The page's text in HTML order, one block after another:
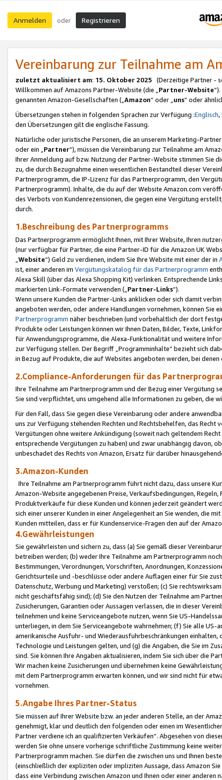
Anmelden oder Registrieren
Vereinbarung zur Teilnahme am
zuletzt aktualisiert am: 15. Oktober 2025 (Derzeitige Partner -
Willkommen auf Amazons Partner-Website (die „Partner-Website
genannten Amazon-Gesellschaften („Amazon“ oder „uns“ oder
Übersetzungen stehen in folgenden Sprachen zur Verfügung :Englisch,
den Übersetzungen gilt die englische Fassung.
Natürliche oder juristische Personen, die an unserem Marketing-
oder ein „Partner“), müssen die Vereinbarung zur Teilnahme am
Ihrer Anmeldung auf bzw. Nutzung der Partner-Website stimmen Sie
zu, die durch Bezugnahme einen wesentlichen Bestandteil dieser
Partnerprogramm, die IP-Lizenz für das Partnerprogramm, den
Partnerprogramm). Inhalte, die du auf der Website Amazon.com
des Verbots von Kundenrezensionen, die gegen eine Vergütung
durch.
1.Beschreibung des Partnerprogramms
Das Partnerprogramm ermöglicht Ihnen, mit Ihrer Website, Ihren
(nur verfügbar für Partner, die eine Partner-ID für die Amazon UK
Website“) Geld zu verdienen, indem Sie Ihre Website mit einer der in
ist, einer anderen im Vergütungskatalog für das Partnerprogramm
Alexa Skill (über das Alexa Shopping Kit) verlinken. Entsprechende
markierten Link-Formate verwenden („ Partner-Links“).
Wenn unsere Kunden die Partner-Links anklicken oder sich damit
angeboten werden, oder andere Handlungen vornehmen, können Sie
Partnerprogramm näher beschrieben (und vorbehaltlich der dort
Produkte oder Leistungen können wir Ihnen Daten, Bilder, Texte,
für Anwendungsprogramme, die Alexa-Funktionalität und weitere
zur Verfügung stellen. Der Begriff „Programminhalte“ bezieht sich
in Bezug auf Produkte, die auf Websites angeboten werden, bei
2.Compliance-Anforderungen für das
Ihre Teilnahme am Partnerprogramm und der Bezug einer Vergütung
Sie sind verpflichtet, uns umgehend alle Informationen zu geben, die
Für den Fall, dass Sie gegen diese Vereinbarung oder andere
uns zur Verfügung stehenden Rechten und Rechtsbehelfen, das
Vergütungen ohne weitere Ankündigung (soweit nach geltendem
entsprechende Vergütungen zu haben) und zwar unabhängig davon,
unbeschadet des Rechts von Amazon, Ersatz für darüber
3.Amazon-Kunden
Ihre Teilnahme am Partnerprogramm führt nicht dazu, dass unsere
Amazon-Website angegebenen Preise, Verkaufsbedingungen,
Produktverkäufe für diese Kunden und können jederzeit geändert
sich einer unserer Kunden in einer Angelegenheit an Sie wenden, die
Kunden mitteilen, dass er für Kundenservice-Fragen den auf der
4.Gewährleistungen
Sie gewährleisten und sichern zu, dass (a) Sie gemäß dieser
betreiben werden; (b) weder Ihre Teilnahme am Partnerprogramm
Bestimmungen, Verordnungen, Vorschriften, Anordnungen,
Gerichtsurteile und -beschlüsse oder andere Auflagen einer für Sie
Datenschutz, Werbung und Marketing) verstoßen; (c) Sie
nicht geschäftsfähig sind); (d) Sie den Nutzen der Teilnahme am
Zusicherungen, Garantien oder Aussagen verlassen, die in dieser
teilnehmen und keine Serviceangebote nutzen, wenn Sie US-
unterliegen, in dem Sie Serviceangebote wahrnehmen; (f) Sie alle
amerikanische Ausfuhr- und Wiederausfuhrbeschränkungen
Technologie und Leistungen gelten, und (g) die Angaben, die Sie im
sind. Sie können Ihre Angaben aktualisieren, indem Sie sich über die
Wir machen keine Zusicherungen und übernehmen keine
mit dem Partnerprogramm erwarten können, und wir sind nicht für
vornehmen.
5.Angabe Ihres Partner-Status
Sie müssen auf Ihrer Website bzw. an jeder anderen Stelle, an der
genehmigt, klar und deutlich den folgenden oder einen im
Partner verdiene ich an qualifizierten Verkäufen“. Abgesehen von
werden Sie ohne unsere vorherige schriftliche Zustimmung keine
Partnerprogramm machen. Sie dürfen die zwischen uns und Ihnen
(einschließlich der expliziten oder impliziten Aussage, dass Amazon
dass eine Verbindung zwischen Amazon und Ihnen oder einer